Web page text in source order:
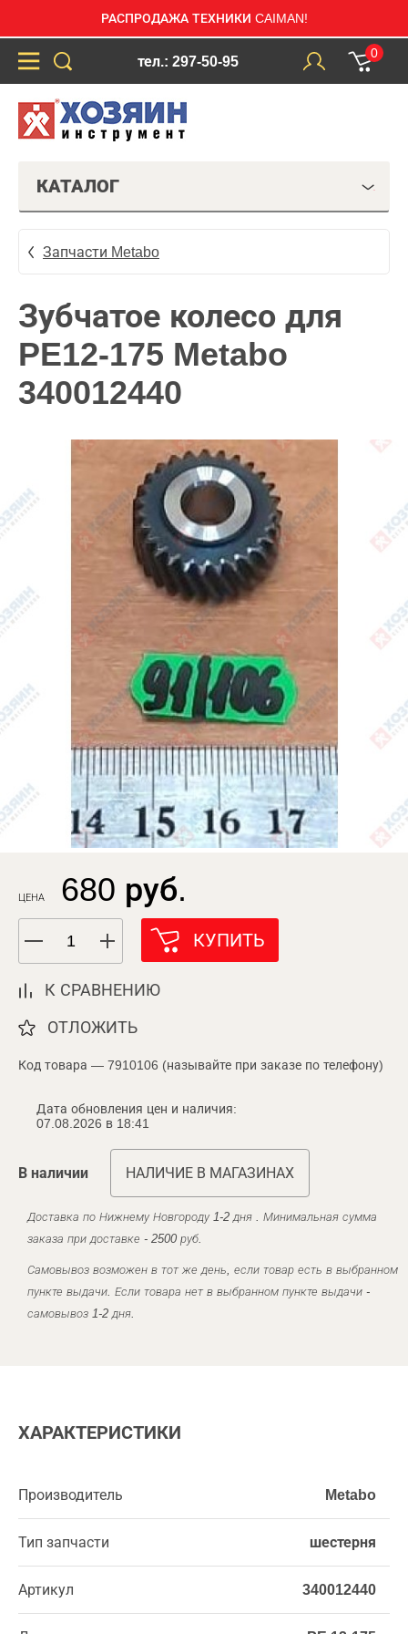
РАСПРОДАЖА ТЕХНИКИ CAIMAN!
тел.: 297-50-95
0
КАТАЛОГ
Запчасти Metabo
Зубчатое колесо для
PE12-175 Metabo
340012440
ЦЕНА 680 руб.
КУПИТЬ
К СРАВНЕНИЮ
ОТЛОЖИТЬ
Код товара — 7910106 (называйте при заказе по телефону)
Дата обновления цен и наличия:
07.08.2026 в 18:41
В наличии НАЛИЧИЕ В МАГАЗИНАХ
Доставка по Нижнему Новгороду 1-2 дня . Минимальная сумма
заказа при доставке - 2500 руб.
Самовывоз возможен в тот же день, если товар есть в выбранном
пункте выдачи. Если товара нет в выбранном пункте выдачи -
самовывоз 1-2 дня.
ХАРАКТЕРИСТИКИ
Производитель Metabo
Тип запчасти шестерня
Артикул 340012440